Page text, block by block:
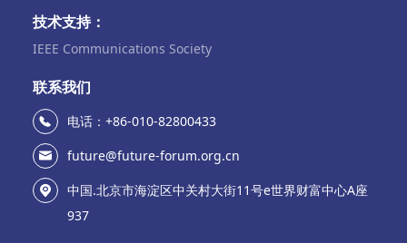
技术支持：
IEEE Communications Society
联系我们
电话：+86-010-82800433
future@future-forum.org.cn
中国.北京市海淀区中关村大街11号e世界财富中心A座
937